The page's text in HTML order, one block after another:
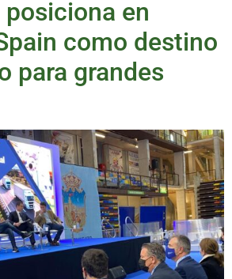
posiciona en
como destino
para grandes